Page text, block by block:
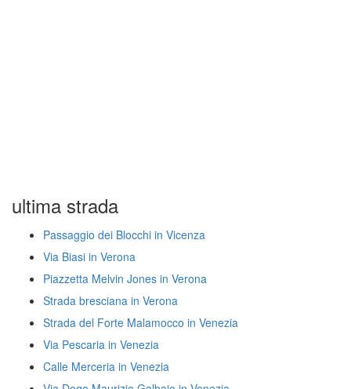
ultima strada
Passaggio dei Blocchi in Vicenza
Via Biasi in Verona
Piazzetta Melvin Jones in Verona
Strada bresciana in Verona
Strada del Forte Malamocco in Venezia
Via Pescaria in Venezia
Calle Merceria in Venezia